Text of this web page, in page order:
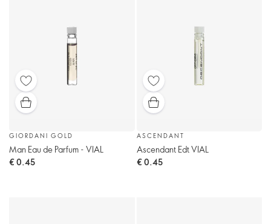
GIORDANI GOLD
Man Eau de Parfum - VIAL
€ 0.45
ASCENDANT
Ascendant Edt VIAL
€ 0.45